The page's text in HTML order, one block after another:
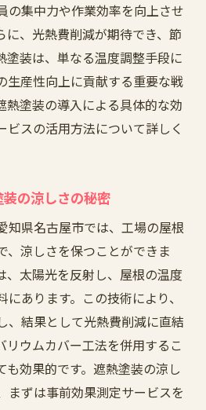
の集中力や作業効率を向上させ
に、光熱費削減が期待でき、節
塗装は、単なる温度調整手段に
生産性向上に貢献する重要な戦
熱塗装の導入による具体的な効
ビスの活用方法について詳しく
の涼しさの秘密
知県名古屋市では、工場の屋根
、涼しさを保つことができま
、太陽光を反射し、屋根の温度
あります。この技術により、
、結果として光熱費削減に直結
リウムカバー工法を併用するこ
も効果的です。遮熱塗装の涼し
まずは事前効果測定サービスを